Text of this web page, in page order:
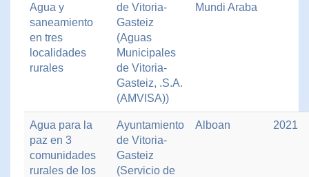
Agua y
saneamiento
en tres
localidades
rurales
de Vitoria-
Gasteiz
(Aguas
Municipales
de Vitoria-
Gasteiz, .S.A.
(AMVISA))
Mundi Araba
Agua para la
paz en 3
comunidades
rurales de los
Ayuntamiento
de Vitoria-
Gasteiz
(Servicio de
Alboan 2021